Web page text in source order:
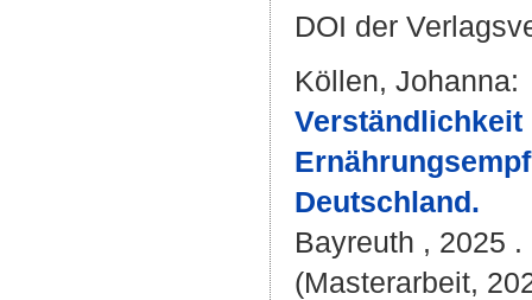
DOI der
Köllen, Johanna:
Deutschland.
Bayreuth , 2025 .
(Masterarbeit,